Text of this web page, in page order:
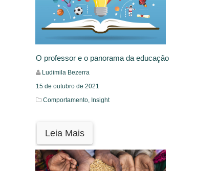
O professor e o panorama da educação
Ludimila Bezerra
15 de outubro de 2021
Comportamento, Insight
Leia Mais